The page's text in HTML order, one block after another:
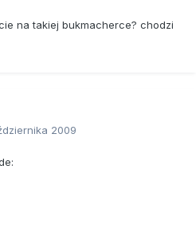
na takiej bukmacherce? chodzi
2009